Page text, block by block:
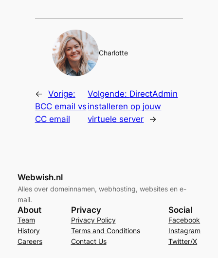
Charlotte
← Vorige:
BCC email vs
CC email
Volgende: DirectAdmin
installeren op jouw
virtuele server
→
Webwish.nl
Alles over domeinnamen, webhosting, websites en e-
mail.
About
Team
History
Careers
Privacy
Privacy Policy
Terms and Conditions
Contact Us
Social
Facebook
Instagram
Twitter/X